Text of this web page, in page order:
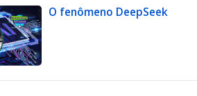
O fenômeno DeepSeek